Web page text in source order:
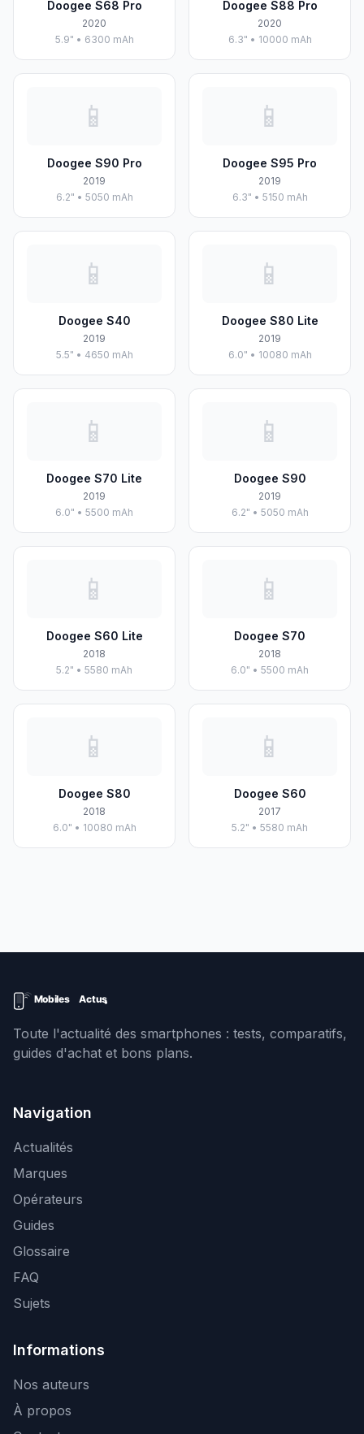
Doogee S68 Pro
2020
5.9" • 6300 mAh
Doogee S88 Pro
2020
6.3" • 10000 mAh
📱
Doogee S90 Pro
2019
6.2" • 5050 mAh
📱
Doogee S95 Pro
2019
6.3" • 5150 mAh
📱
Doogee S40
2019
5.5" • 4650 mAh
📱
Doogee S80 Lite
2019
6.0" • 10080 mAh
📱
Doogee S70 Lite
2019
6.0" • 5500 mAh
📱
Doogee S90
2019
6.2" • 5050 mAh
📱
Doogee S60 Lite
2018
5.2" • 5580 mAh
📱
Doogee S70
2018
6.0" • 5500 mAh
📱
Doogee S80
2018
6.0" • 10080 mAh
📱
Doogee S60
2017
5.2" • 5580 mAh
Toute l'actualité des smartphones : tests, comparatifs,
guides d'achat et bons plans.
Navigation
Actualités
Marques
Opérateurs
Guides
Glossaire
FAQ
Sujets
Informations
Nos auteurs
À propos